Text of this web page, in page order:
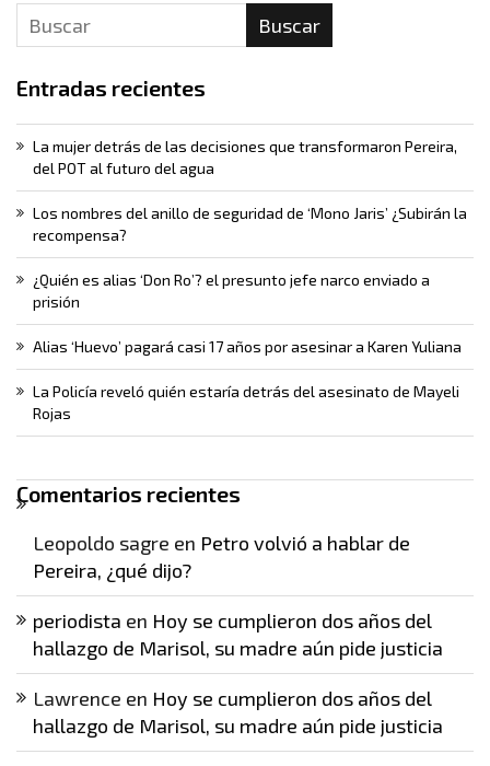
Buscar
Entradas recientes
La mujer detrás de las decisiones que transformaron Pereira,
del POT al futuro del agua
Los nombres del anillo de seguridad de ‘Mono Jaris’ ¿Subirán la
recompensa?
¿Quién es alias ‘Don Ro’? el presunto jefe narco enviado a
prisión
Alias ‘Huevo’ pagará casi 17 años por asesinar a Karen Yuliana
La Policía reveló quién estaría detrás del asesinato de Mayeli
Rojas
Comentarios recientes
Leopoldo sagre en Petro volvió a hablar de
Pereira, ¿qué dijo?
periodista en Hoy se cumplieron dos años del
hallazgo de Marisol, su madre aún pide justicia
Lawrence en Hoy se cumplieron dos años del
hallazgo de Marisol, su madre aún pide justicia